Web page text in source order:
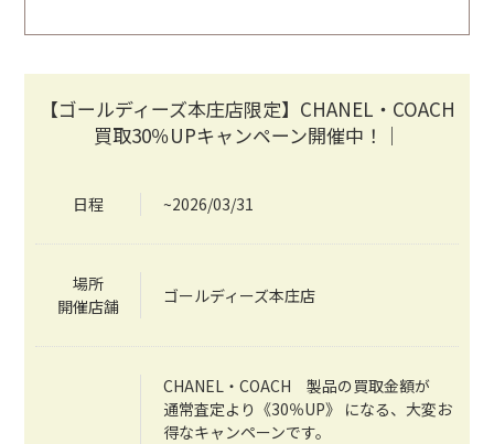
【ゴールディーズ本庄店限定】CHANEL・COACH
買取30％UPキャンペーン開催中！｜
日程 ~2026/03/31
場所
開催店舗
ゴールディーズ本庄店
CHANEL・COACH 製品の買取金額が
通常査定より《30％UP》 になる、大変お
得なキャンペーンです。